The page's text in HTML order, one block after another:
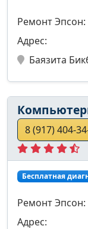
Ремонт
Адрес:
Баязита
8 (917) 404-
Бесплатная
Ремонт
Адрес: